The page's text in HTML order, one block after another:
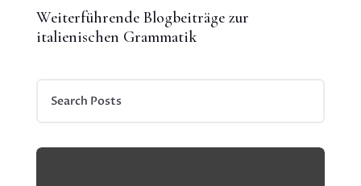
Weiterführende Blogbeiträge zur
italienischen Grammatik